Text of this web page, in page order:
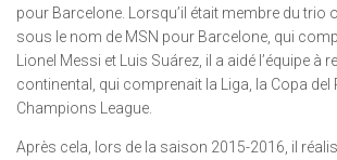
pour Barcelone. Lorsqu’il était membre du trio
sous le nom de MSN pour Barcelone, qui
Lionel Messi et Luis Suárez, il a aidé l’équipe à
continental, qui comprenait la Liga, la Copa del
Champions League.
Après cela, lors de la saison 2015-2016, il